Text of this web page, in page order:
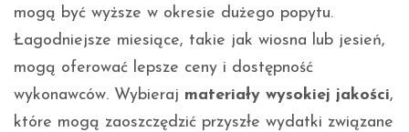
mogą być wyższe w okresie dużego popytu.
Łagodniejsze miesiące, takie jak wiosna lub jesień,
mogą oferować lepsze ceny i dostępność
wykonawców. Wybieraj materiały wysokiej jakości,
które mogą zaoszczędzić przyszłe wydatki związane